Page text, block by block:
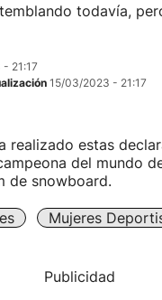
todavía,
21:17
15/03/2023 - 21:17
realizado estas
del mundo
de snowboard.
Mujeres
Publicidad